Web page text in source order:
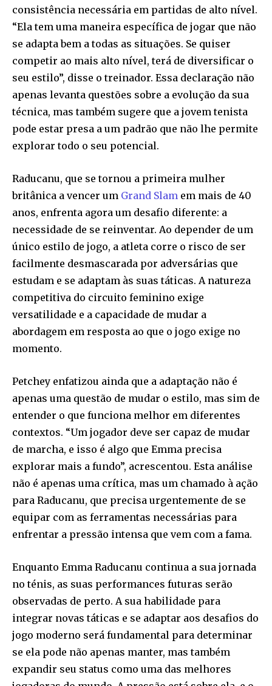
consistência necessária em partidas de alto nível.
“Ela tem uma maneira específica de jogar que não
se adapta bem a todas as situações. Se quiser
competir ao mais alto nível, terá de diversificar o
seu estilo”, disse o treinador. Essa declaração não
apenas levanta questões sobre a evolução da sua
técnica, mas também sugere que a jovem tenista
pode estar presa a um padrão que não lhe permite
explorar todo o seu potencial.
Raducanu, que se tornou a primeira mulher
britânica a vencer um Grand Slam em mais de 40
anos, enfrenta agora um desafio diferente: a
necessidade de se reinventar. Ao depender de um
único estilo de jogo, a atleta corre o risco de ser
facilmente desmascarada por adversárias que
estudam e se adaptam às suas táticas. A natureza
competitiva do circuito feminino exige
versatilidade e a capacidade de mudar a
abordagem em resposta ao que o jogo exige no
momento.
Petchey enfatizou ainda que a adaptação não é
apenas uma questão de mudar o estilo, mas sim de
entender o que funciona melhor em diferentes
contextos. “Um jogador deve ser capaz de mudar
de marcha, e isso é algo que Emma precisa
explorar mais a fundo”, acrescentou. Esta análise
não é apenas uma crítica, mas um chamado à ação
para Raducanu, que precisa urgentemente de se
equipar com as ferramentas necessárias para
enfrentar a pressão intensa que vem com a fama.
Enquanto Emma Raducanu continua a sua jornada
no ténis, as suas performances futuras serão
observadas de perto. A sua habilidade para
integrar novas táticas e se adaptar aos desafios do
jogo moderno será fundamental para determinar
se ela pode não apenas manter, mas também
expandir seu status como uma das melhores